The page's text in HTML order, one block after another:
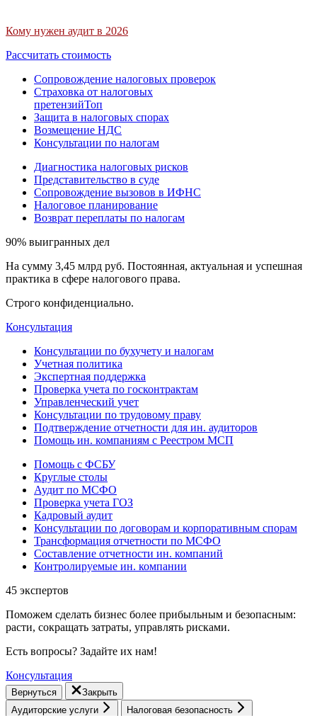
Кому нужен аудит в 2026
Рассчитать стоимость
Сопровождение налоговых проверок
Страховка от налоговых
претензийТоп
Защита в налоговых спорах
Возмещение НДС
Консультации по налогам
Диагностика налоговых рисков
Представительство в суде
Сопровождение вызовов в ИФНС
Налоговое планирование
Возврат переплаты по налогам
90% выигранных дел
На сумму 3,45 млрд руб. Постоянная, актуальная и успешная
практика в сфере налогового права.
Строго конфиденциально.
Консультация
Консультации по бухучету и налогам
Учетная политика
Экспертная поддержка
Проверка учета по госконтрактам
Управленческий учет
Консультации по трудовому праву
Подтверждение отчетности для ин. аудиторов
Помощь ин. компаниям с Реестром МСП
Помощь с ФСБУ
Круглые столы
Аудит по МСФО
Проверка учета ГОЗ
Кадровый аудит
Консультации по договорам и корпоративным спорам
Трансформация отчетности по МСФО
Составление отчетности ин. компаний
Контролируемые ин. компании
45 экспертов
Поможем сделать бизнес более прибыльным и безопасным:
расти, cокращать затраты, управлять рисками.
Есть вопросы? Задайте их нам!
Консультация
Вернуться
Закрыть
Аудиторские услуги
Налоговая безопасность